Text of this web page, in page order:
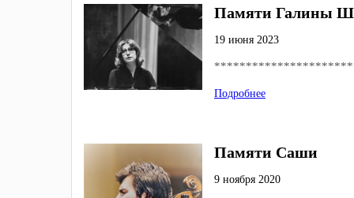
Памяти Галины
19 июня 2023
Подробнее
Памяти Саши
9 ноября 2020